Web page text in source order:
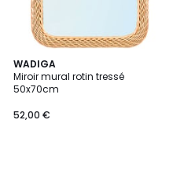
WADIGA
Miroir mural rotin tressé
50x70cm
52,00 €